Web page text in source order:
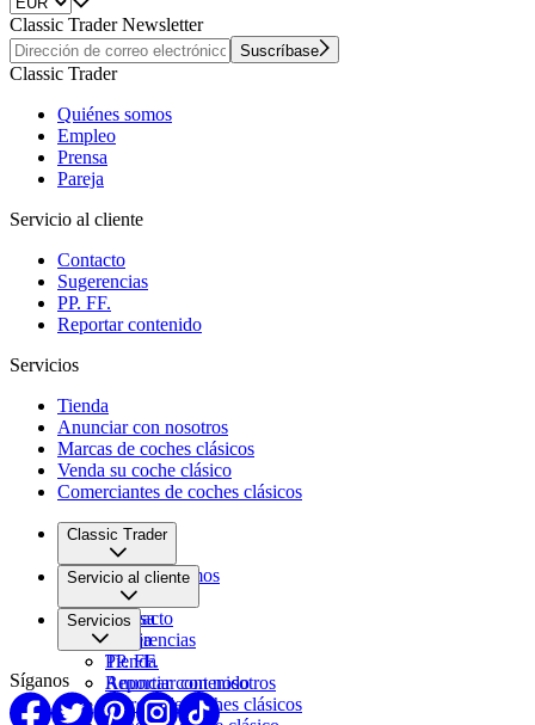
Classic Trader Newsletter
Suscríbase
Classic Trader
Quiénes somos
Empleo
Prensa
Pareja
Servicio al cliente
Contacto
Sugerencias
PP. FF.
Reportar contenido
Servicios
Tienda
Anunciar con nosotros
Marcas de coches clásicos
Venda su coche clásico
Comerciantes de coches clásicos
Classic Trader
Quiénes somos
Empleo
Prensa
Pareja
Servicio al cliente
Contacto
Sugerencias
PP. FF.
Reportar contenido
Servicios
Tienda
Anunciar con nosotros
Marcas de coches clásicos
Síganos